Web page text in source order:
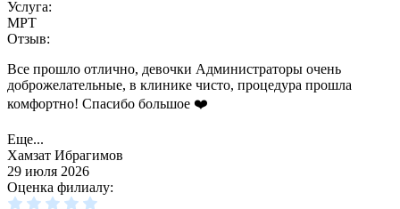
Услуга:
МРТ
Отзыв:
Все прошло отлично, девочки Администраторы очень
доброжелательные, в клинике чисто, процедура прошла
комфортно! Спасибо большое ❤️
Еще...
Хамзат Ибрагимов
29 июля 2026
Оценка филиалу: